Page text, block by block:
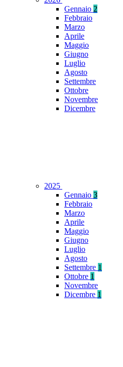
Gennaio 2
Febbraio
Marzo
Aprile
Maggio
Giugno
Luglio
Agosto
Settembre
Ottobre
Novembre
Dicembre
2025
Gennaio 3
Febbraio
Marzo
Aprile
Maggio
Giugno
Luglio
Agosto
Settembre 1
Ottobre 1
Novembre
Dicembre 1